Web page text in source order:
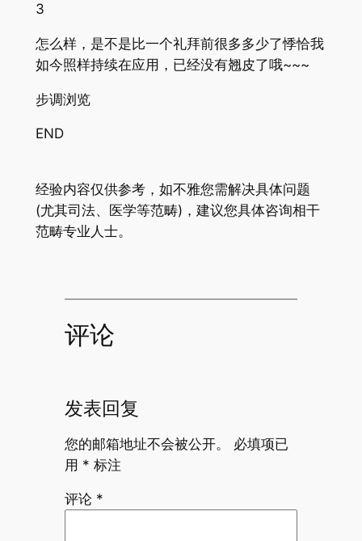
3
怎么样，是不是比一个礼拜前很多多少了悸恰我
如今照样持续在应用，已经没有翘皮了哦~~~
步调浏览
END
经验内容仅供参考，如不雅您需解决具体问题
(尤其司法、医学等范畴)，建议您具体咨询相干
范畴专业人士。
评论
发表回复
您的邮箱地址不会被公开。
必填项已
用 * 标注
评论 *